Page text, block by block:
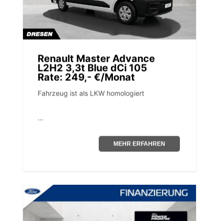
Renault Master Advance
L2H2 3,3t Blue dCi 105
Rate: 249,- €/Monat
Fahrzeug ist als LKW homologiert
...
MEHR ERFAHREN